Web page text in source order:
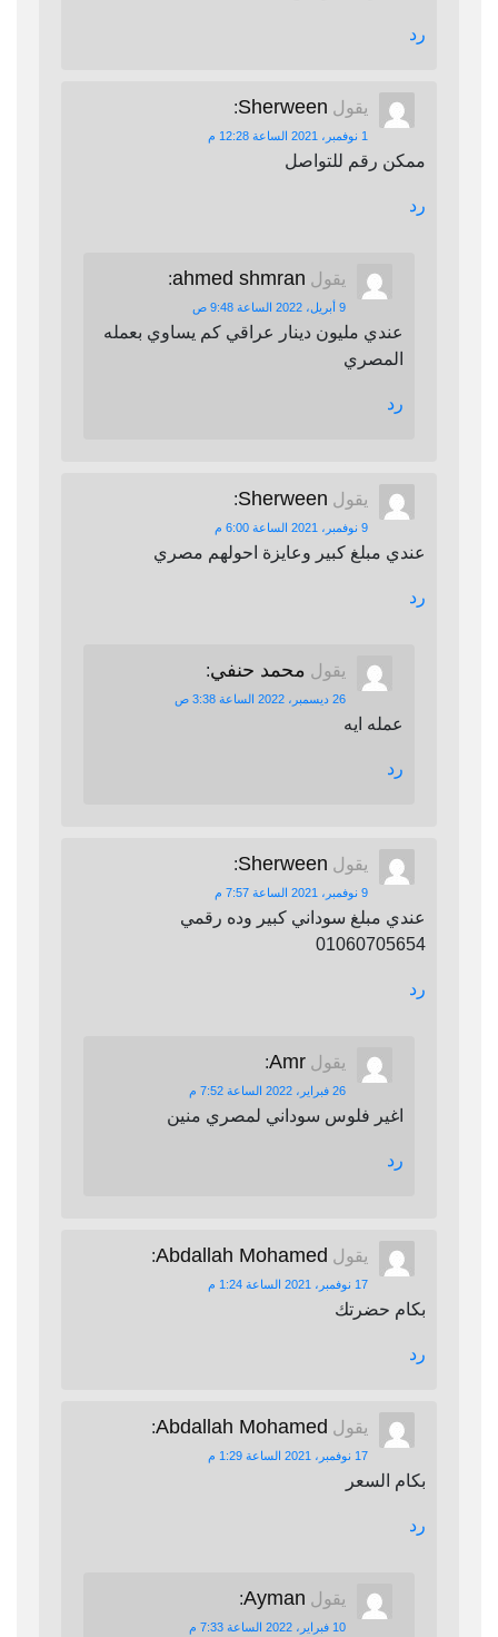
رد
يقول Sherween
:
1 نوفمبر، 2021 الساعة 12:28 م
ممكن رقم للتواصل
رد
يقول ahmed shmran
:
9 أبريل، 2022 الساعة 9:48 ص
عندي مليون دينار عراقي كم يساوي بعمله
المصري
رد
يقول Sherween
:
9 نوفمبر، 2021 الساعة 6:00 م
عندي مبلغ كبير وعايزة احولهم مصري
رد
يقول محمد حنفي:
26 ديسمبر، 2022 الساعة 3:38 ص
عمله ايه
رد
يقول Sherween
:
9 نوفمبر، 2021 الساعة 7:57 م
عندي مبلغ سوداني كبير وده رقمي
01060705654
رد
يقول Amr
:
26 فبراير، 2022 الساعة 7:52 م
اغير فلوس سوداني لمصري منين
رد
يقول Abdallah Mohamed
:
17 نوفمبر، 2021 الساعة 1:24 م
بكام حضرتك
رد
يقول Abdallah Mohamed
:
17 نوفمبر، 2021 الساعة 1:29 م
بكام السعر
رد
يقول Ayman
:
10 فبراير، 2022 الساعة 7:33 م